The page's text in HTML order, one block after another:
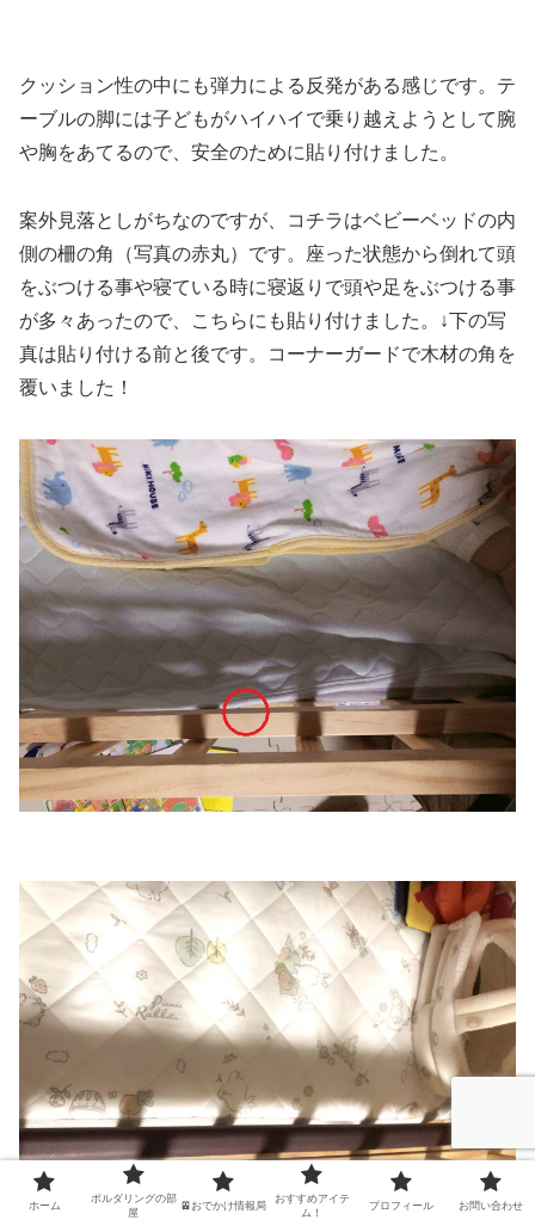
クッション性の中にも弾力による反発がある感じです。テ
ーブルの脚には子どもがハイハイで乗り越えようとして腕
や胸をあてるので、安全のために貼り付けました。
案外見落としがちなのですが、コチラはベビーベッドの内
側の柵の角（写真の赤丸）です。座った状態から倒れて頭
をぶつける事や寝ている時に寝返りで頭や足をぶつける事
が多々あったので、こちらにも貼り付けました。↓下の写
真は貼り付ける前と後です。コーナーガードで木材の角を
覆いました！
ホーム
ボルダリングの部
屋
🚈おでかけ情報局
おすすめアイテ
ム！
プロフィール お問い合わせ